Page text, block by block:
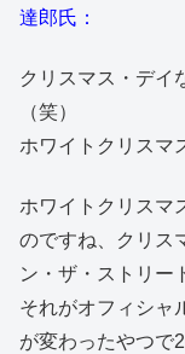
達郎氏：
クリスマス・デイ
（笑）
ホワイトクリスマ
ホワイトクリスマ
のですね、クリス
ン・ザ・ストリー
それがオフィシャ
が変わったやつで